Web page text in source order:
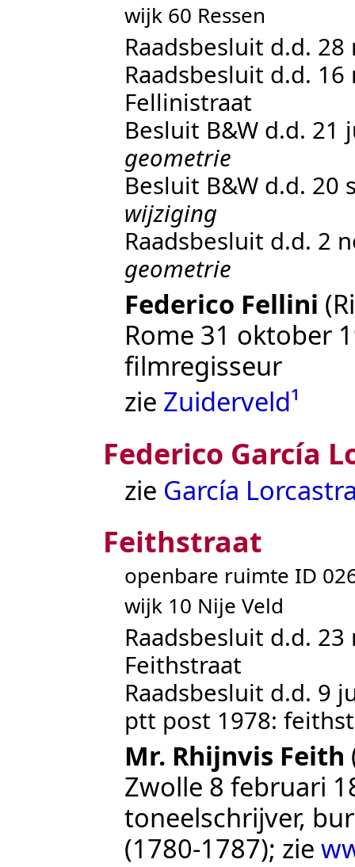
wijk 60 Ressen
Raadsbesluit d.d.
Raadsbesluit d.d.
Fellinistraat
Besluit B&W d.d. 21
geometrie
Besluit B&W d.d.
wijziging
Raadsbesluit d.d. 2
geometrie
Federico Fellini
Rome 31 oktober
filmregisseur
zie Zuiderveld¹
Federico García
zie García
Feithstraat
openbare ruimte ID
wijk 10 Nije Veld
Raadsbesluit d.d.
Feithstraat
Raadsbesluit d.d. 9
ptt post 1978:
Mr. Rhijnvis Feith
Zwolle 8 februari
toneelschrijver,
(1780-1787); zie